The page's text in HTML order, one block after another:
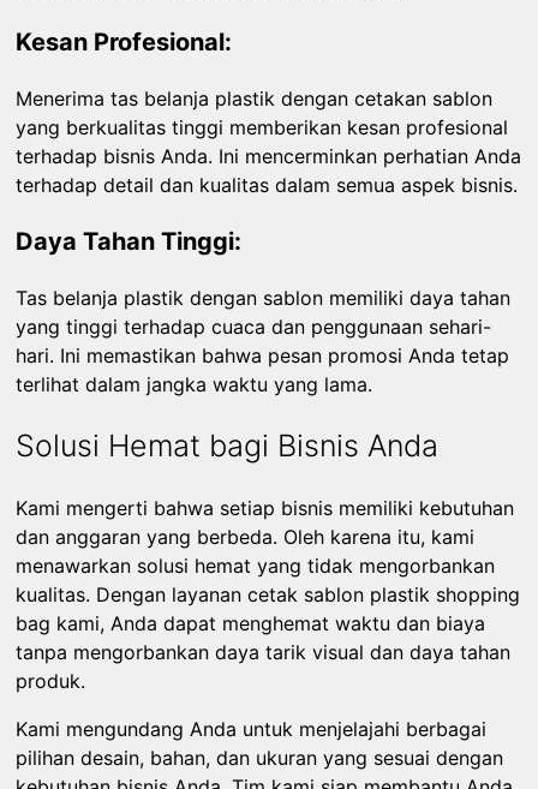
Kesan Profesional:
Menerima tas belanja plastik dengan cetakan sablon
yang berkualitas tinggi memberikan kesan profesional
terhadap bisnis Anda. Ini mencerminkan perhatian Anda
terhadap detail dan kualitas dalam semua aspek bisnis.
Daya Tahan Tinggi:
Tas belanja plastik dengan sablon memiliki daya tahan
yang tinggi terhadap cuaca dan penggunaan sehari-
hari. Ini memastikan bahwa pesan promosi Anda tetap
terlihat dalam jangka waktu yang lama.
Solusi Hemat bagi Bisnis Anda
Kami mengerti bahwa setiap bisnis memiliki kebutuhan
dan anggaran yang berbeda. Oleh karena itu, kami
menawarkan solusi hemat yang tidak mengorbankan
kualitas. Dengan layanan cetak sablon plastik shopping
bag kami, Anda dapat menghemat waktu dan biaya
tanpa mengorbankan daya tarik visual dan daya tahan
produk.
Kami mengundang Anda untuk menjelajahi berbagai
pilihan desain, bahan, dan ukuran yang sesuai dengan